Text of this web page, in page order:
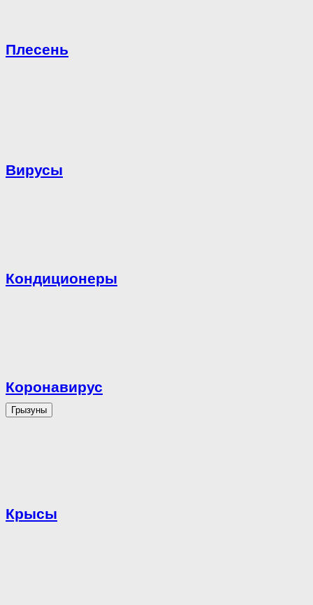
Плесень
Вирусы
Кондиционеры
Коронавирус
Грызуны
Крысы